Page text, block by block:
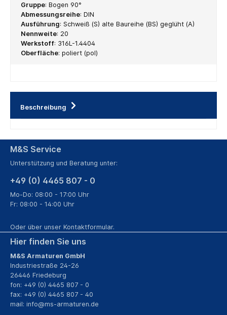
Gruppe: Bogen 90°
Abmessungsreihe: DIN
Ausführung: Schweiß (S) alte Baureihe (BS) geglüht (A)
Nennweite: 20
Werkstoff: 316L-1.4404
Oberfläche: poliert (pol)
Beschreibung
M&S Service
Unterstützung und Beratung unter:
+49 (0) 4465 807 - 0
Mo-Do: 08:00 - 17:00 Uhr
Fr: 08:00 - 14:00 Uhr
Oder über unser Kontaktformular.
Hier finden Sie uns
M&S Armaturen GmbH
Industriestraße 24-26
26446 Friedeburg
fon: +49 (0) 4465 807 - 0
fax: +49 (0) 4465 807 - 40
mail: info@ms-armaturen.de